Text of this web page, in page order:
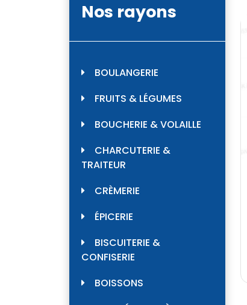
Nos rayons
BOULANGERIE
FRUITS & LÉGUMES
BOUCHERIE & VOLAILLE
CHARCUTERIE &
TRAITEUR
CRÈMERIE
ÉPICERIE
BISCUITERIE &
CONFISERIE
BOISSONS